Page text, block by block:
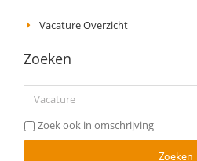
Vacature Overzicht
Zoeken
Zoek ook in omschrijving
Zoeken